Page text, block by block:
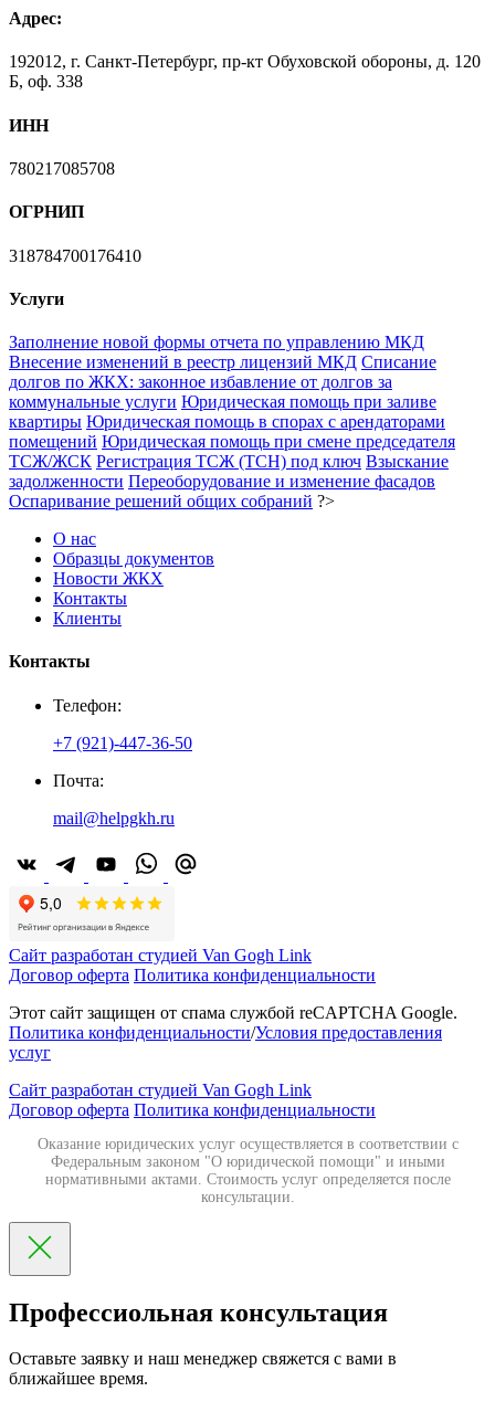
Адрес:
192012, г. Санкт-Петербург, пр-кт Обуховской обороны, д. 120
Б, оф. 338
ИНН
780217085708
ОГРНИП
318784700176410
Услуги
Заполнение новой формы отчета по управлению МКД
Внесение изменений в реестр лицензий МКД Списание
долгов по ЖКХ: законное избавление от долгов за
коммунальные услуги Юридическая помощь при заливе
квартиры Юридическая помощь в спорах с арендаторами
помещений Юридическая помощь при смене председателя
ТСЖ/ЖСК Регистрация ТСЖ (ТСН) под ключ Взыскание
задолженности Переоборудование и изменение фасадов
Оспаривание решений общих собраний ?>
О нас
Образцы документов
Новости ЖКХ
Контакты
Клиенты
Контакты
Телефон:
+7 (921)-447-36-50
Почта:
mail@helpgkh.ru
Сайт разработан студией Van Gogh Link
Договор оферта Политика конфиденциальности
Этот сайт защищен от спама службой reCAPTCHA Google.
Политика конфиденциальности/Условия предоставления
услуг
Сайт разработан студией Van Gogh Link
Договор оферта Политика конфиденциальности
Оказание юридических услуг осуществляется в соответствии с
Федеральным законом "О юридической помощи" и иными
нормативными актами. Стоимость услуг определяется после
консультации.
Профессиольная консультация
Оставьте заявку и наш менеджер свяжется с вами в
ближайшее время.